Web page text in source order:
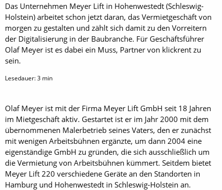
Das Unternehmen Meyer Lift in Hohenwestedt (Schleswig-
Holstein) arbeitet schon jetzt daran, das Vermietgeschäft von
morgen zu gestalten und zählt sich damit zu den Vorreitern
der Digitalisierung in der Baubranche. Für ­Geschäftsführer
Olaf Meyer ist es dabei ein Muss, Partner von klickrent zu
sein.
Lesedauer:3 min
Olaf Meyer ist mit der Firma Meyer Lift GmbH seit 18 Jahren
im Mietgeschäft aktiv. Gestartet ist er im Jahr 2000 mit dem
übernommenen Malerbetrieb seines Vaters, den er zunächst
mit wenigen Arbeitsbühnen ergänzte, um dann 2004 eine
eigenständige GmbH zu gründen, die sich ausschließlich um
die Vermietung von Arbeitsbühnen kümmert. Seitdem bietet
Meyer Lift 220 verschiedene Geräte an den Standorten in
Hamburg und Hohenwestedt in Schleswig-Holstein an.